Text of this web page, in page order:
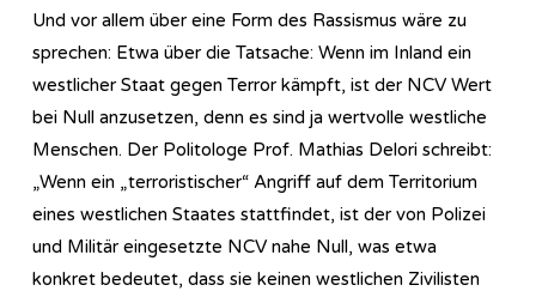
Und vor allem über eine Form des Rassismus wäre zu
sprechen: Etwa über die Tatsache: Wenn im Inland ein
westlicher Staat gegen Terror kämpft, ist der NCV Wert
bei Null anzusetzen, denn es sind ja wertvolle westliche
Menschen. Der Politologe Prof. Mathias Delori schreibt:
„Wenn ein „terroristischer“ Angriff auf dem Territorium
eines westlichen Staates stattfindet, ist der von Polizei
und Militär eingesetzte NCV nahe Null, was etwa
konkret bedeutet, dass sie keinen westlichen Zivilisten